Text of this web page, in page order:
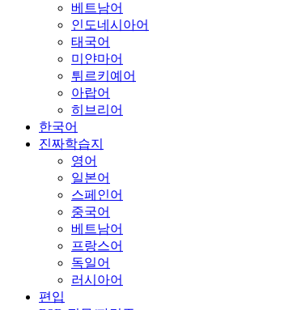
베트남어
인도네시아어
태국어
미얀마어
튀르키예어
아랍어
히브리어
한국어
진짜학습지
영어
일본어
스페인어
중국어
베트남어
프랑스어
독일어
러시아어
편입